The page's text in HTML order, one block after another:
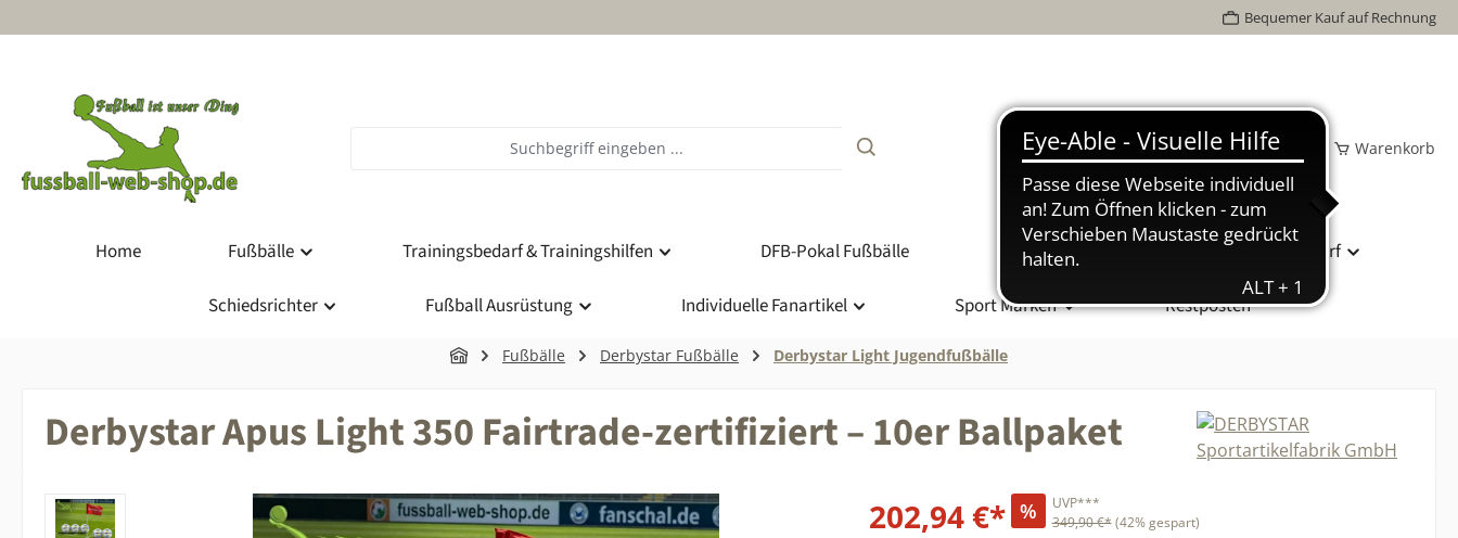
Bequemer Kauf auf Rechnung
Wunschzettel Mein Konto Warenkorb
Home Fußbälle Trainingsbedarf & Trainingshilfen DFB-Pokal Fußbälle Bundesliga Spielball Vereinsbedarf
Schiedsrichter Fußball Ausrüstung Individuelle Fanartikel Sport Marken Restposten
Fußbälle Derbystar Fußbälle Derbystar Light Jugendfußbälle
Derbystar Apus Light 350 Fairtrade-zertifiziert – 10er Ballpaket
Bildergalerie überspringen 202,94 €* %
UVP***
349,90 €* (42% gespart)